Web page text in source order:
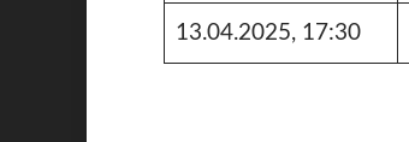
13.04.2025, 17:30